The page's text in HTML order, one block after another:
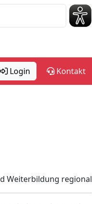
Login Kontakt
Weiterbildung regional